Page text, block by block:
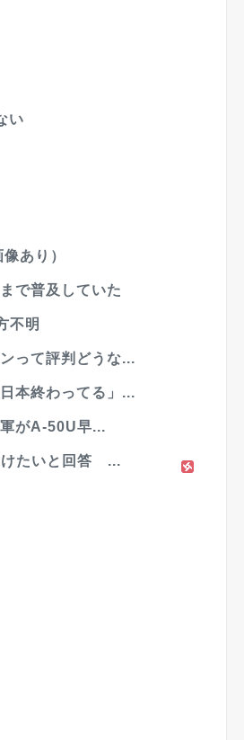
い
あり）
で普及していた
不明
って評判どうな...
本終わってる」...
がA-50U早...
けたいと回答 ...